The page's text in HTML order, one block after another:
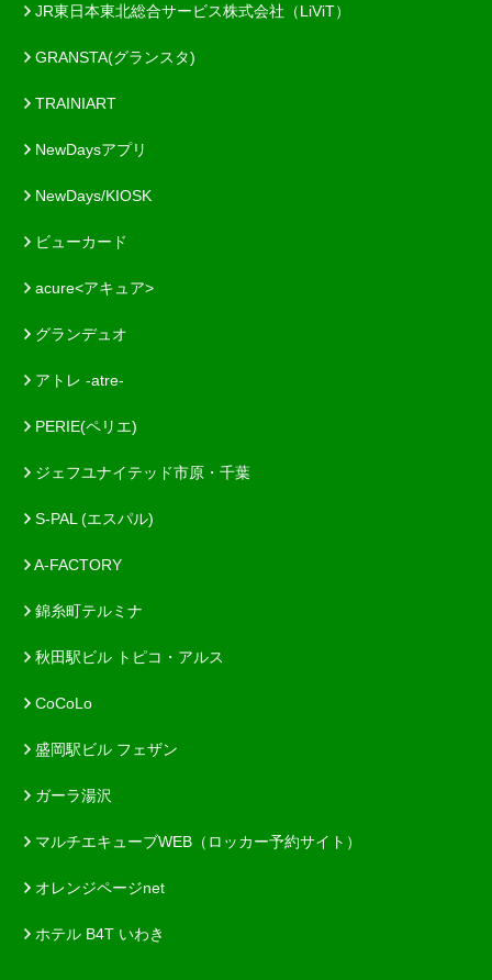
JR東日本東北総合サービス株式会社（LiViT）
GRANSTA(グランスタ)
TRAINIART
NewDaysアプリ
NewDays/KIOSK
ビューカード
acure<アキュア>
グランデュオ
アトレ -atre-
PERIE(ペリエ)
ジェフユナイテッド市原・千葉
S-PAL (エスパル)
A-FACTORY
錦糸町テルミナ
秋田駅ビル トピコ・アルス
CoCoLo
盛岡駅ビル フェザン
ガーラ湯沢
マルチエキューブWEB（ロッカー予約サイト）
オレンジページnet
ホテル B4T いわき